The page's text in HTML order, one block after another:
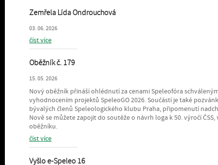
Zemřela Lída Ondrouchová
03. 06. 2026
číst více
Oběžník č. 179
15. 05. 2026
Nový oběžník přináší ohlédnutí za cenami Speleofóra
vyhodnocením projektů SpeleoGO 2026. Součástí je také
bývalých členů Speleologického klubu Praha, připomenutí
Nově se můžete zapojit do soutěže o návrh loga k 50. výročí
oběžníku.
číst více
Vyšlo e-Speleo 16